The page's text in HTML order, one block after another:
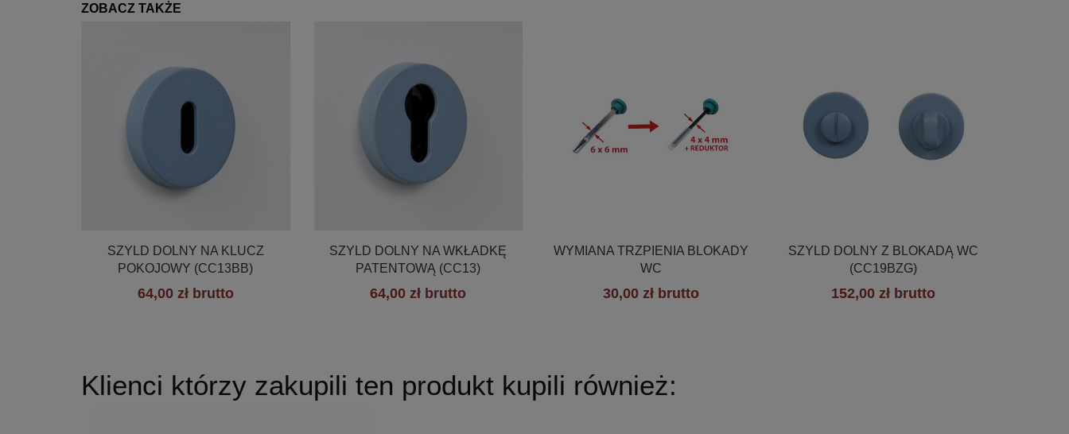
ZOBACZ TAKŻE
 Szybki podgląd
SZYLD DOLNY NA KLUCZ
POKOJOWY (CC13BB)
64,00 zł brutto
Szybki podgląd
SZYLD DOLNY NA WKŁADKĘ
PATENTOWĄ (CC13)
64,00 zł brutto
 Szybki podgląd
WYMIANA TRZPIENIA BLOKADY
WC
30,00 zł brutto
Szybki podgląd
SZYLD DOLNY Z BLOKADĄ WC
(CC19BZG)
152,00 zł brutto
Klienci którzy zakupili ten produkt kupili również: